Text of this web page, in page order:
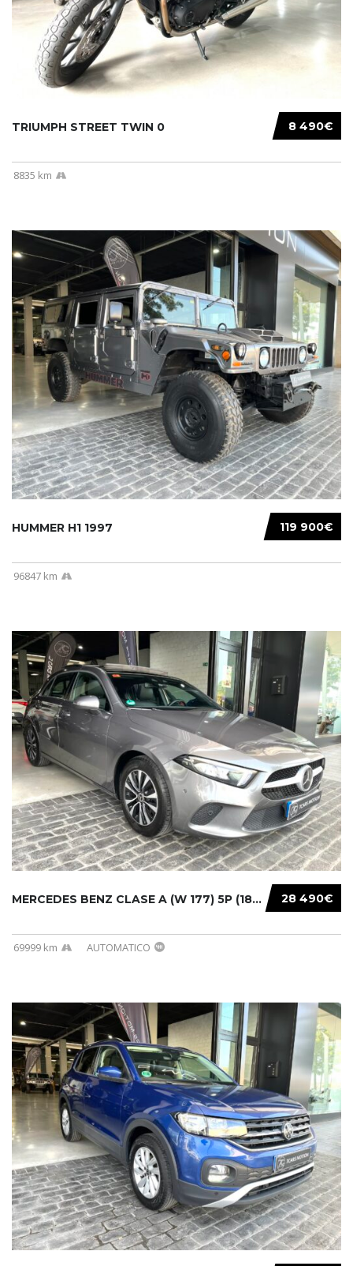
8 490€
TRIUMPH STREET TWIN 0
8835 km
119 900€
HUMMER H1 1997
96847 km
28 490€
MERCEDES BENZ CLASE A (W 177) 5P (18-) 2020....
69999 km AUTOMATICO